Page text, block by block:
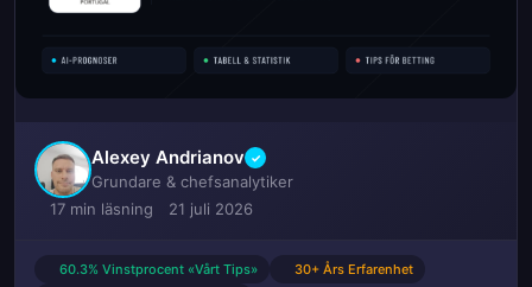
Alexey Andrianov ✓
Grundare & chefsanalytiker
17 min läsning
21 juli 2026
60.3% Vinstprocent «Vårt Tips»
30+ Års Erfarenhet